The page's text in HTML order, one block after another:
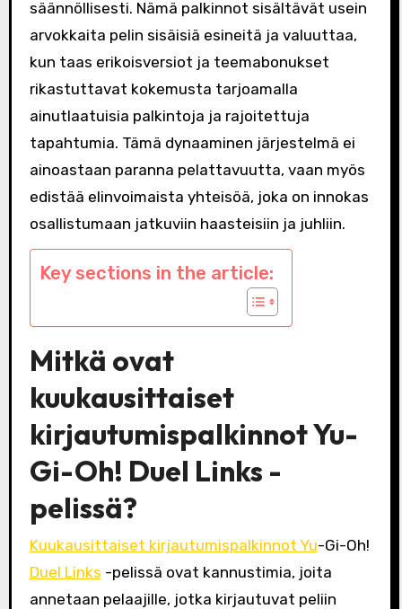
säännöllisesti. Nämä palkinnot sisältävät usein
arvokkaita pelin sisäisiä esineitä ja valuuttaa,
kun taas erikoisversiot ja teemabonukset
rikastuttavat kokemusta tarjoamalla
ainutlaatuisia palkintoja ja rajoitettuja
tapahtumia. Tämä dynaaminen järjestelmä ei
ainoastaan paranna pelattavuutta, vaan myös
edistää elinvoimaista yhteisöä, joka on innokas
osallistumaan jatkuviin haasteisiin ja juhliin.
Key sections in the article:
Mitkä ovat
kuukausittaiset
kirjautumispalkinnot Yu-
Gi-Oh! Duel Links -
pelissä?
Kuukausittaiset kirjautumispalkinnot Yu-Gi-Oh!
Duel Links -pelissä ovat kannustimia, joita
annetaan pelaajille, jotka kirjautuvat peliin